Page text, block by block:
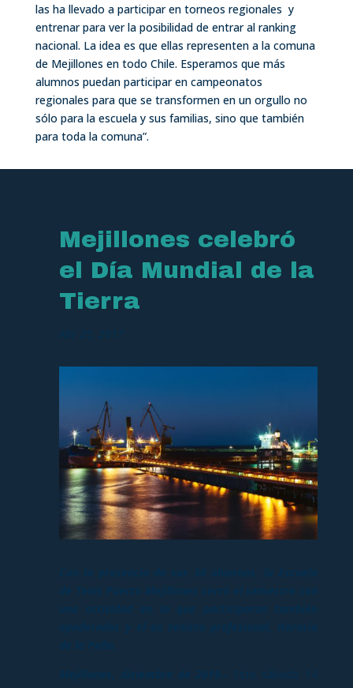
las ha llevado a participar en torneos regionales y
entrenar para ver la posibilidad de entrar al ranking
nacional. La idea es que ellas representen a la comuna
de Mejillones en todo Chile. Esperamos que más
alumnos puedan participar en campeonatos
regionales para que se transformen en un orgullo no
sólo para la escuela y sus familias, sino que también
para toda la comuna”.
Mejillones celebró
el Día Mundial de la
Tierra